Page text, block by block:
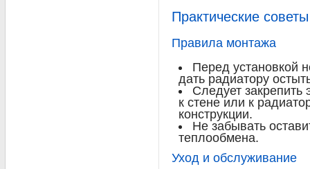
Практические
Правила монтажа
Перед установкой
дать радиатору
Следует
к стене или к
конструкции.
Не забывать
теплообмена.
Уход и обслуживание